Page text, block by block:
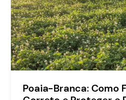
Poaia-Branca: Como